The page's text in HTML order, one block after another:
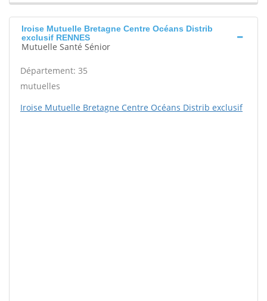
Iroise Mutuelle Bretagne Centre Océans Distrib
exclusif RENNES
Mutuelle Santé Sénior
Département: 35
mutuelles
Iroise Mutuelle Bretagne Centre Océans Distrib exclusif